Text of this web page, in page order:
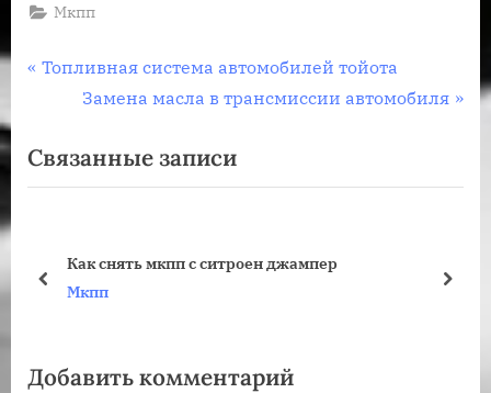
Мкпп
Навигация
записям
П
д
ы
щ
з
Топливная система автомобилей тойота
С
е
д
з
Замена масла в трансмиссии автомобиля
Связанные записи
Как снять мкпп с ситроен джампер
Мкпп
пред
Добавить комментарий